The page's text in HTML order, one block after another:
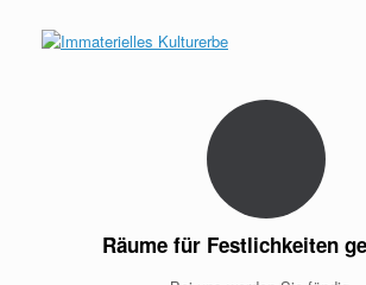
Räume für Festlichkeiten